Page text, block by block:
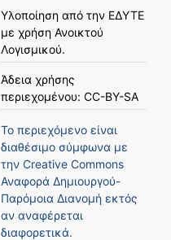
Υλοποίηση από την ΕΔΥΤΕ
με χρήση Ανοικτού
Λογισμικού.
Άδεια χρήσης
περιεχομένου: CC-BY-SA
Το περιεχόμενο είναι
διαθέσιμο σύμφωνα με
την Creative Commons
Αναφορά Δημιουργού-
Παρόμοια Διανομή εκτός
αν αναφέρεται
διαφορετικά.